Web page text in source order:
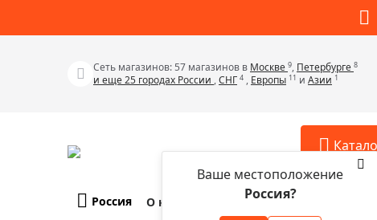
Сеть магазинов: 57 магазинов в Москве 9, Петербурге 8
и еще 25 городах России ,СНГ 4 , Европы 11 и Азии 1
Телескопы
Россия
Ваше местоположение
Россия?
О компании Оплата и доставка